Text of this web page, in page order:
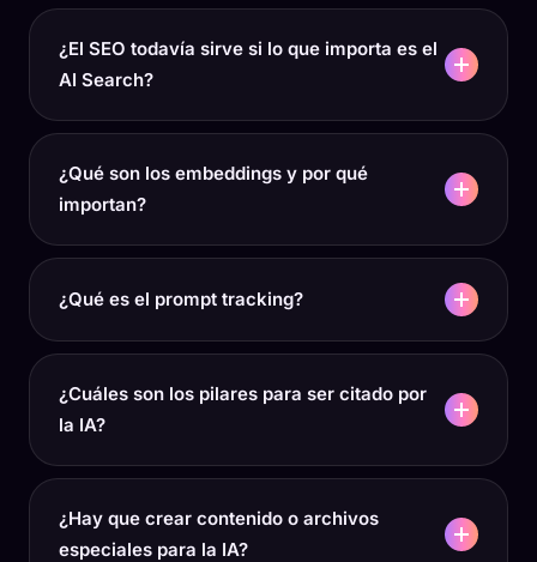
¿El SEO todavía sirve si lo que importa es el
AI Search?
¿Qué son los embeddings y por qué
importan?
¿Qué es el prompt tracking?
¿Cuáles son los pilares para ser citado por
la IA?
¿Hay que crear contenido o archivos
especiales para la IA?